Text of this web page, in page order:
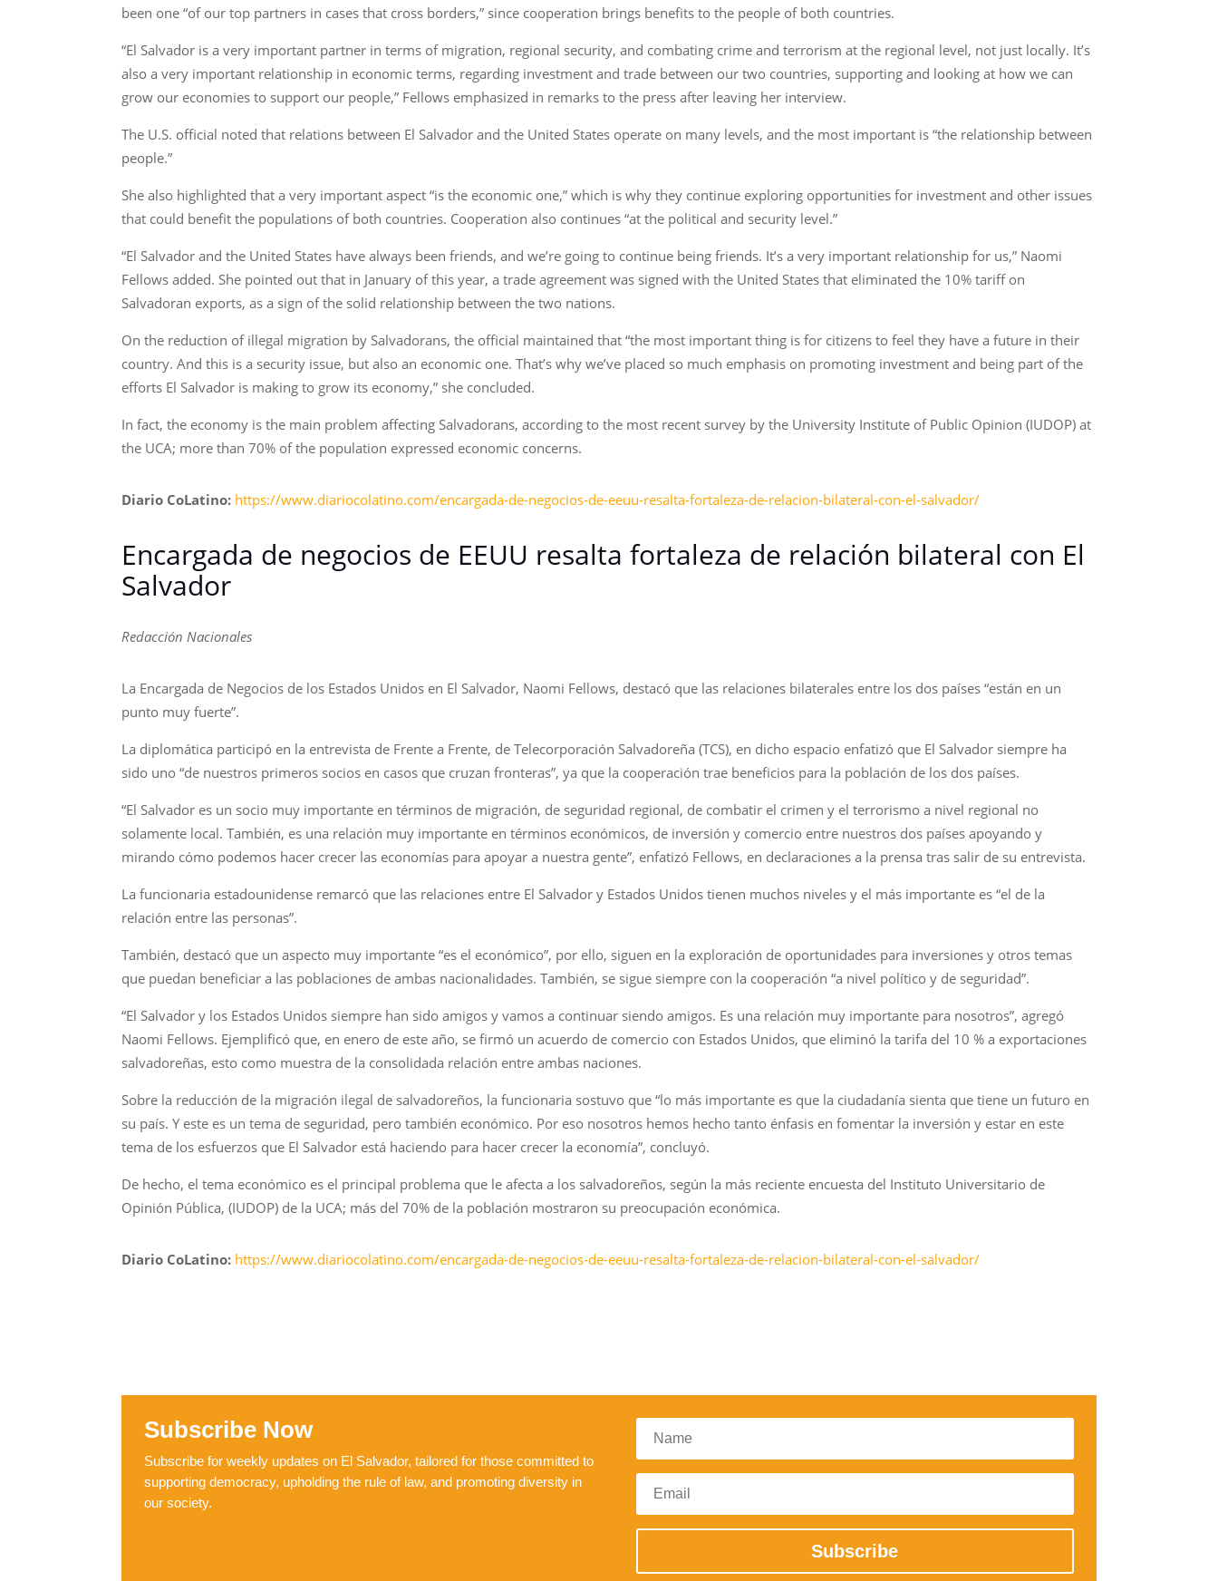
been one “of our top partners in cases that cross borders,” since cooperation brings benefits to the people of both countries.
“El Salvador is a very important partner in terms of migration, regional security, and combating crime and terrorism at the regional level, not just locally. It’s
also a very important relationship in economic terms, regarding investment and trade between our two countries, supporting and looking at how we can
grow our economies to support our people,” Fellows emphasized in remarks to the press after leaving her interview.
The U.S. official noted that relations between El Salvador and the United States operate on many levels, and the most important is “the relationship between
people.”
She also highlighted that a very important aspect “is the economic one,” which is why they continue exploring opportunities for investment and other issues
that could benefit the populations of both countries. Cooperation also continues “at the political and security level.”
“El Salvador and the United States have always been friends, and we’re going to continue being friends. It’s a very important relationship for us,” Naomi
Fellows added. She pointed out that in January of this year, a trade agreement was signed with the United States that eliminated the 10% tariff on
Salvadoran exports, as a sign of the solid relationship between the two nations.
On the reduction of illegal migration by Salvadorans, the official maintained that “the most important thing is for citizens to feel they have a future in their
country. And this is a security issue, but also an economic one. That’s why we’ve placed so much emphasis on promoting investment and being part of the
efforts El Salvador is making to grow its economy,” she concluded.
In fact, the economy is the main problem affecting Salvadorans, according to the most recent survey by the University Institute of Public Opinion (IUDOP) at
the UCA; more than 70% of the population expressed economic concerns.
Diario CoLatino: https://www.diariocolatino.com/encargada-de-negocios-de-eeuu-resalta-fortaleza-de-relacion-bilateral-con-el-salvador/
Encargada de negocios de EEUU resalta fortaleza de relación bilateral con El
Salvador
Redacción Nacionales
La Encargada de Negocios de los Estados Unidos en El Salvador, Naomi Fellows, destacó que las relaciones bilaterales entre los dos países “están en un
punto muy fuerte”.
La diplomática participó en la entrevista de Frente a Frente, de Telecorporación Salvadoreña (TCS), en dicho espacio enfatizó que El Salvador siempre ha
sido uno “de nuestros primeros socios en casos que cruzan fronteras”, ya que la cooperación trae beneficios para la población de los dos países.
“El Salvador es un socio muy importante en términos de migración, de seguridad regional, de combatir el crimen y el terrorismo a nivel regional no
solamente local. También, es una relación muy importante en términos económicos, de inversión y comercio entre nuestros dos países apoyando y
mirando cómo podemos hacer crecer las economías para apoyar a nuestra gente”, enfatizó Fellows, en declaraciones a la prensa tras salir de su entrevista.
La funcionaria estadounidense remarcó que las relaciones entre El Salvador y Estados Unidos tienen muchos niveles y el más importante es “el de la
relación entre las personas”.
También, destacó que un aspecto muy importante “es el económico”, por ello, siguen en la exploración de oportunidades para inversiones y otros temas
que puedan beneficiar a las poblaciones de ambas nacionalidades. También, se sigue siempre con la cooperación “a nivel político y de seguridad”.
“El Salvador y los Estados Unidos siempre han sido amigos y vamos a continuar siendo amigos. Es una relación muy importante para nosotros”, agregó
Naomi Fellows. Ejemplificó que, en enero de este año, se firmó un acuerdo de comercio con Estados Unidos, que eliminó la tarifa del 10 % a exportaciones
salvadoreñas, esto como muestra de la consolidada relación entre ambas naciones.
Sobre la reducción de la migración ilegal de salvadoreños, la funcionaria sostuvo que “lo más importante es que la ciudadanía sienta que tiene un futuro en
su país. Y este es un tema de seguridad, pero también económico. Por eso nosotros hemos hecho tanto énfasis en fomentar la inversión y estar en este
tema de los esfuerzos que El Salvador está haciendo para hacer crecer la economía”, concluyó.
De hecho, el tema económico es el principal problema que le afecta a los salvadoreños, según la más reciente encuesta del Instituto Universitario de
Opinión Pública, (IUDOP) de la UCA; más del 70% de la población mostraron su preocupación económica.
Diario CoLatino: https://www.diariocolatino.com/encargada-de-negocios-de-eeuu-resalta-fortaleza-de-relacion-bilateral-con-el-salvador/
Subscribe Now
Subscribe for weekly updates on El Salvador, tailored for those committed to
supporting democracy, upholding the rule of law, and promoting diversity in
our society.
Subscribe